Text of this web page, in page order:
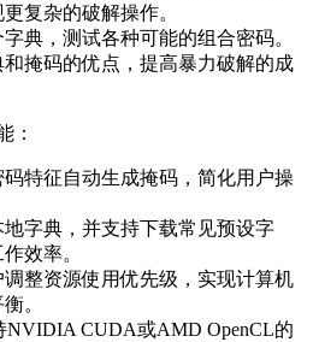
复杂的破解操作。
字典，测试各种可能的组合密码。
和掩码的优点，提高暴力破解的成
：
码特征自动生成掩码，简化用户操
地字典，并支持下载常见预设字
效率。
调整资源使用优先级，实现计算机
。
NVIDIA CUDA或AMD OpenCL的